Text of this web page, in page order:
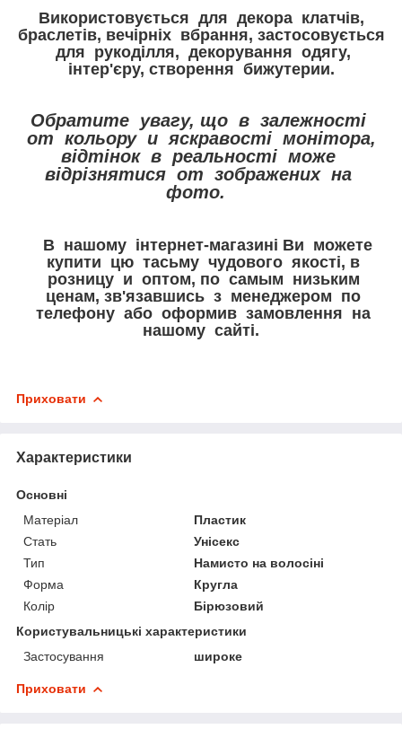
Використовується для декора клатчів,
браслетів, вечірніх вбрання, застосовується
для рукоділля, декорування одягу,
інтер'єру, створення бижутерии.
Обратите увагу, що в залежності
от кольору и яскравості монітора,
відтінок в реальності може
відрізнятися от зображених на
фото.
В нашому інтернет-магазині Ви можете
купити цю тасьму чудового якості, в
розницу и оптом, по самым низьким
ценам, зв'язавшись з менеджером по
телефону або оформив замовлення на
нашому сайті.
Приховати
Характеристики
Основні
Матеріал
Пластик
Стать
Унісекс
Тип
Намисто на волосіні
Форма
Кругла
Колір
Бірюзовий
Користувальницькі характеристики
Застосування
широке
Приховати